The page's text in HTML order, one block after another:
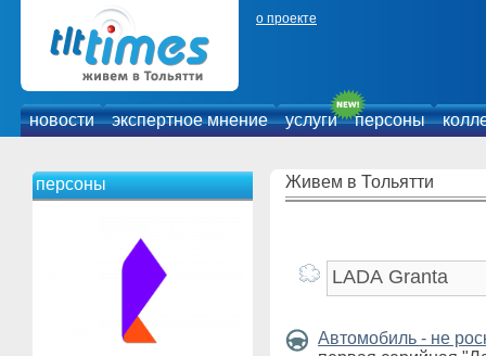
о проекте
новости экспертное мнение услуги персоны
персоны Живем в Тольятти
Автомобиль - не